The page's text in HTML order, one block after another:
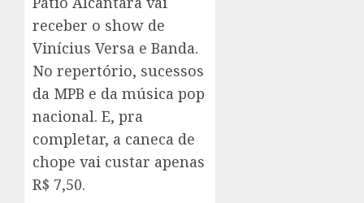
receber o show de
Vinícius Versa e Banda.
No repertório, sucessos
da MPB e da música pop
nacional. E, pra
completar, a caneca de
chope vai custar apenas
R$ 7,50.